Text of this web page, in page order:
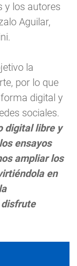
y los autores
Aguilar,
la
por lo que
digital y
sociales.
digital libre y
ensayos
ampliar los
en